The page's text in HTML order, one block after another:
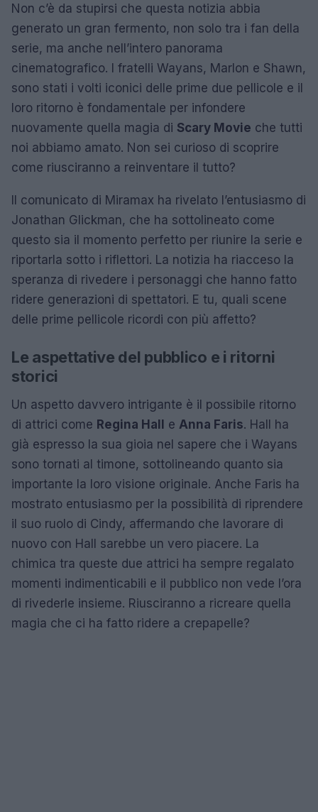
Non c’è da stupirsi che questa notizia abbia
generato un gran fermento, non solo tra i fan della
serie, ma anche nell’intero panorama
cinematografico. I fratelli Wayans, Marlon e Shawn,
sono stati i volti iconici delle prime due pellicole e il
loro ritorno è fondamentale per infondere
nuovamente quella magia di Scary Movie che tutti
noi abbiamo amato. Non sei curioso di scoprire
come riusciranno a reinventare il tutto?
Il comunicato di Miramax ha rivelato l’entusiasmo di
Jonathan Glickman, che ha sottolineato come
questo sia il momento perfetto per riunire la serie e
riportarla sotto i riflettori. La notizia ha riacceso la
speranza di rivedere i personaggi che hanno fatto
ridere generazioni di spettatori. E tu, quali scene
delle prime pellicole ricordi con più affetto?
Le aspettative del pubblico e i ritorni
storici
Un aspetto davvero intrigante è il possibile ritorno
di attrici come Regina Hall e Anna Faris. Hall ha
già espresso la sua gioia nel sapere che i Wayans
sono tornati al timone, sottolineando quanto sia
importante la loro visione originale. Anche Faris ha
mostrato entusiasmo per la possibilità di riprendere
il suo ruolo di Cindy, affermando che lavorare di
nuovo con Hall sarebbe un vero piacere. La
chimica tra queste due attrici ha sempre regalato
momenti indimenticabili e il pubblico non vede l’ora
di rivederle insieme. Riusciranno a ricreare quella
magia che ci ha fatto ridere a crepapelle?